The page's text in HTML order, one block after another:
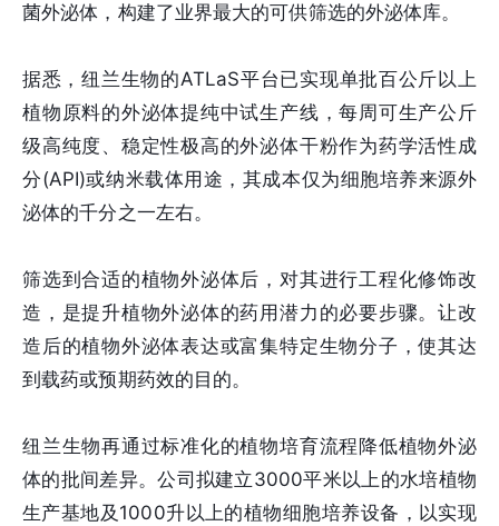
菌外泌体，构建了业界最大的可供筛选的外泌体库。
据悉，纽兰生物的ATLaS平台已实现单批百公斤以上
植物原料的外泌体提纯中试生产线，每周可生产公斤
级高纯度、稳定性极高的外泌体干粉作为药学活性成
分(API)或纳米载体用途，其成本仅为细胞培养来源外
泌体的千分之一左右。
筛选到合适的植物外泌体后，对其进行工程化修饰改
造，是提升植物外泌体的药用潜力的必要步骤。让改
造后的植物外泌体表达或富集特定生物分子，使其达
到载药或预期药效的目的。
纽兰生物再通过标准化的植物培育流程降低植物外泌
体的批间差异。公司拟建立3000平米以上的水培植物
生产基地及1000升以上的植物细胞培养设备，以实现